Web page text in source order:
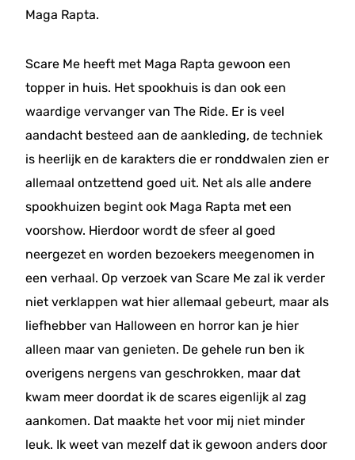
Maga Rapta.
Scare Me heeft met Maga Rapta gewoon een
topper in huis. Het spookhuis is dan ook een
waardige vervanger van The Ride. Er is veel
aandacht besteed aan de aankleding, de techniek
is heerlijk en de karakters die er ronddwalen zien er
allemaal ontzettend goed uit. Net als alle andere
spookhuizen begint ook Maga Rapta met een
voorshow. Hierdoor wordt de sfeer al goed
neergezet en worden bezoekers meegenomen in
een verhaal. Op verzoek van Scare Me zal ik verder
niet verklappen wat hier allemaal gebeurt, maar als
liefhebber van Halloween en horror kan je hier
alleen maar van genieten. De gehele run ben ik
overigens nergens van geschrokken, maar dat
kwam meer doordat ik de scares eigenlijk al zag
aankomen. Dat maakte het voor mij niet minder
leuk. Ik weet van mezelf dat ik gewoon anders door